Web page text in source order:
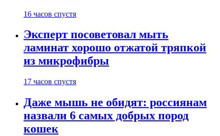
16 часов спустя
Эксперт посоветовал мыть
ламинат хорошо отжатой тряпкой
из микрофибры
17 часов спустя
Даже мышь не обидят: россиянам
назвали 6 самых добрых пород
кошек